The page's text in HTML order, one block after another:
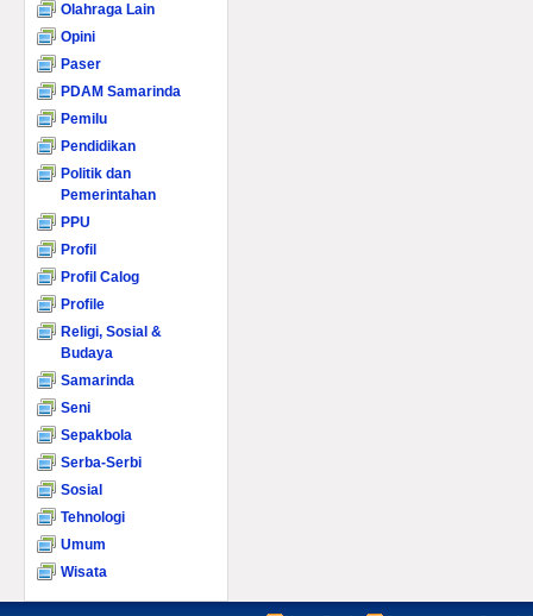
Olahraga Lain
Opini
Paser
PDAM Samarinda
Pemilu
Pendidikan
Politik dan
Pemerintahan
PPU
Profil
Profil Calog
Profile
Religi, Sosial &
Budaya
Samarinda
Seni
Sepakbola
Serba-Serbi
Sosial
Tehnologi
Umum
Wisata